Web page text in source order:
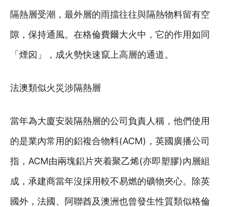
隔熱層受潮，最外層的雨擋往往與隔熱物料留有空
隙，保持通風。在格倫費爾大火中，它的作用如同
「煙囟」，成火勢快速竄上高層的通道。
法澳類似火災涉隔熱層
當年為大廈安裝隔熱層的公司負責人稱，他們使用
的是業內常用的鋁複合物料(ACM)，英國廣播公司
指，ACM由兩塊鋁片夾着聚乙烯(亦即塑膠)內層組
成，承建商當年沒採用較不易燃的礦物夾心。除英
國外，法國、阿聯酋及澳洲也曾發生性質類似格倫